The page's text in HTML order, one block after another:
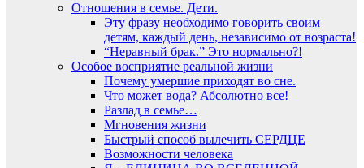
Отношения в семье. Дети.
Эту фразу необходимо говорить своим
детям, каждый день, независимо от возраста!
“Неравный брак.” Это нормально?!
Особое восприятие реальной жизни
Почему умершие приходят во сне.
Что может вода? Абсолютно все!
Разлад в семье…
Мгновения жизни
Быстрый способ вылечить СЕРДЦЕ
Возможности человека